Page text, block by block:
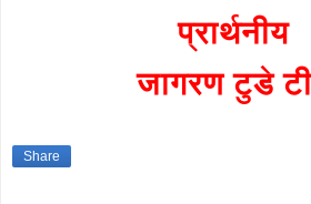
प्रार्थनीय
जागरण टुडे
Share